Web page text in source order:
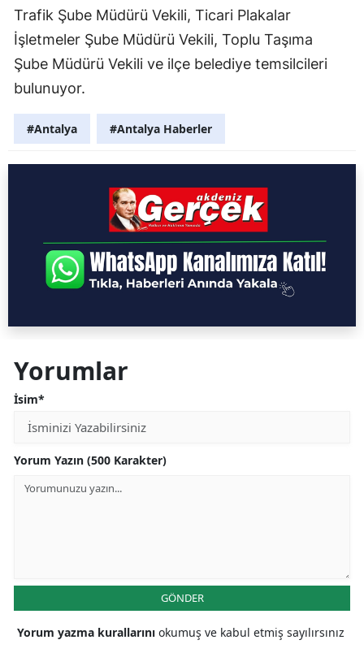
Trafik Şube Müdürü Vekili, Ticari Plakalar
İşletmeler Şube Müdürü Vekili, Toplu Taşıma
Şube Müdürü Vekili ve ilçe belediye temsilcileri
bulunuyor.
#Antalya #Antalya Haberler
Yorumlar
İsim*
Yorum Yazın (500 Karakter)
GÖNDER
Yorum yazma kurallarını okumuş ve kabul etmiş sayılırsınız